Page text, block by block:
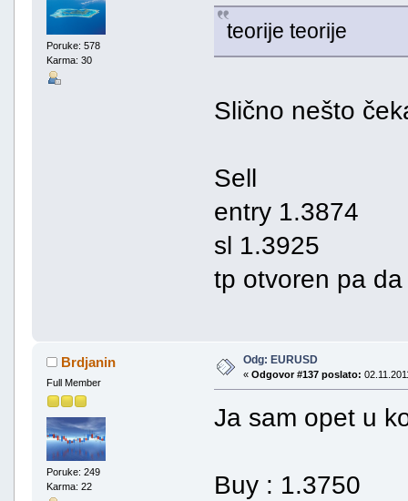
Poruke: 578
Karma: 30
teorije teorije
Slično nešto
Sell
entry 1.3874
sl 1.3925
tp otvoren pa
Brdjanin
Full Member
Poruke: 249
Karma: 22
Odg: EURUSD
« Odgovor #137 poslato:
Ja sam opet u
Buy : 1.3750